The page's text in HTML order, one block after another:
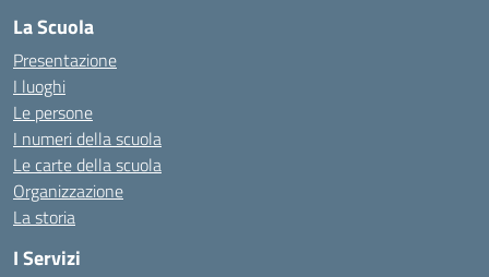
La Scuola
Presentazione
I luoghi
Le persone
I numeri della scuola
Le carte della scuola
Organizzazione
La storia
I Servizi